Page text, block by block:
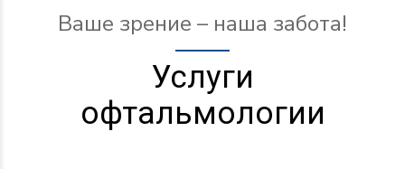
Ваше зрение – наша забота!
Услуги
офтальмологии